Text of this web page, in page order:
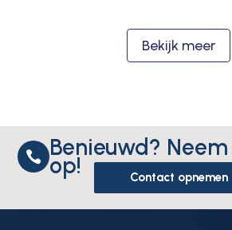
Bekijk meer
 Benieuwd?
op! Contact opnemen